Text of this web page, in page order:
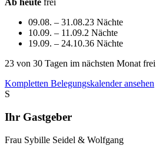
Ab heute frei
09.08. – 31.08.23 Nächte
10.09. – 11.09.2 Nächte
19.09. – 24.10.36 Nächte
23 von 30 Tagen im nächsten Monat frei
Kompletten Belegungskalender ansehen
S
Ihr Gastgeber
Frau Sybille Seidel & Wolfgang